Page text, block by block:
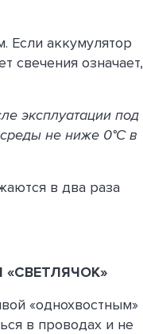
Если аккумулятор
свечения означает,
эксплуатации под
не ниже 0°С в
в два раза
«однохвостным»
в проводах и не